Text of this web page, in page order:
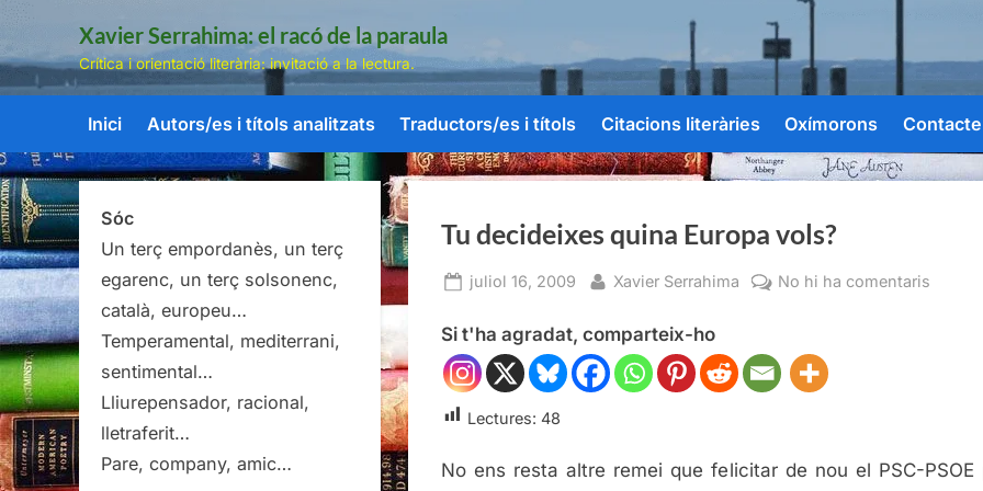
Skip
content
Xavier Serrahima: el racó de la paraula
Crítica i orientació literària: invitació a la lectura.
Inici Autors/es i títols analitzats Traductors/es i títols Citacions literàries Oxímorons Contacte
Tu decideixes quina Europa vols?
Posted
juliol 16, 2009 By
Xavier Serrahima No hi ha comentaris
Si t'ha agradat, comparteix-ho
Lectures: 48
No ens resta altre remei que felicitar de nou el PSC-PSOE
Sóc
Un terç empordanès, un terç
egarenc, un terç solsonenc,
català, europeu…
Temperamental, mediterrani,
sentimental…
Lliurepensador, racional,
lletraferit…
Pare, company, amic…